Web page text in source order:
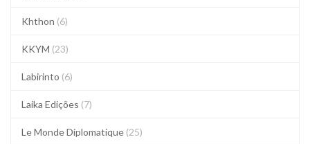
Khthon (6)
KKYM (23)
Labirinto (6)
Laika Edições (7)
Le Monde Diplomatique (25)